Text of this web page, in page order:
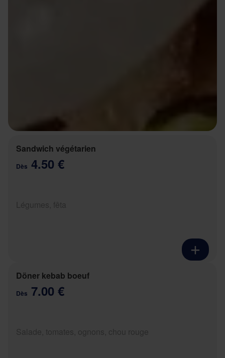
Sandwich végétarien
Dès 4.50 €
Döner kebab boeuf
Dès 7.00 €